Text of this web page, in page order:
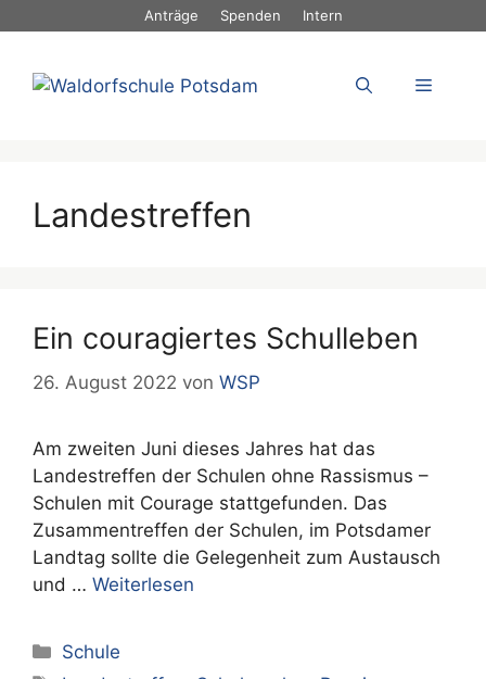
Anträge Spenden Intern
Menü
Landestreffen
Ein couragiertes Schulleben
26. August 2022 von WSP
Am zweiten Juni dieses Jahres hat das
Landestreffen der Schulen ohne Rassismus –
Schulen mit Courage stattgefunden. Das
Zusammentreffen der Schulen, im Potsdamer
Landtag sollte die Gelegenheit zum Austausch
und … Weiterlesen
Kategorien
Schule